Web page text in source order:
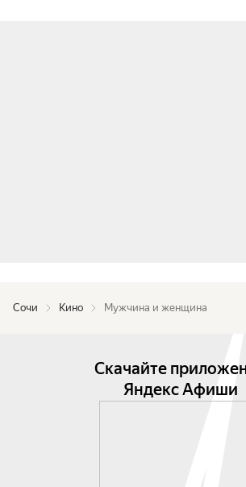
Сочи Кино Мужчина и женщина
Скачайте
Яндекс Афиши